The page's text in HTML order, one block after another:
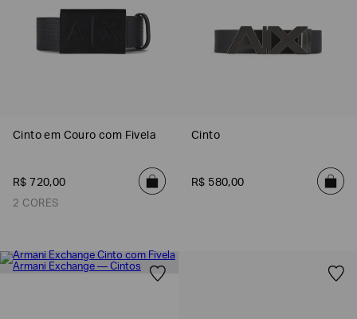
Cinto em Couro com Fivela
R$ 720,00
2 CORES
Cinto
R$ 580,00